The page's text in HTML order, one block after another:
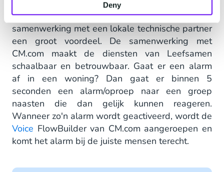
Deny
Om dit te realiseren is een actieve
samenwerking met een lokale technische partner
een groot voordeel. De samenwerking met
CM.com maakt de diensten van Leefsamen
schaalbaar en betrouwbaar. Gaat er een alarm
af in een woning? Dan gaat er binnen 5
seconden een alarm/oproep naar een groep
naasten die dan gelijk kunnen reageren.
Wanneer zo'n alarm wordt geactiveerd, wordt de
Voice FlowBuilder van CM.com aangeroepen en
komt het alarm bij de juiste mensen terecht.